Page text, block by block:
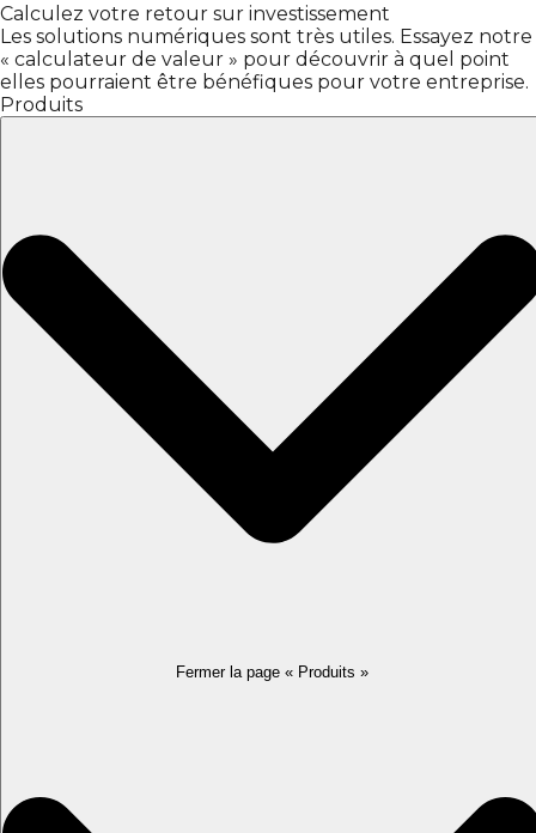
Calculez votre retour sur investissement
Les solutions numériques sont très utiles. Essayez notre
« calculateur de valeur » pour découvrir à quel point
elles pourraient être bénéfiques pour votre entreprise.
Produits
Fermer la page « Produits »